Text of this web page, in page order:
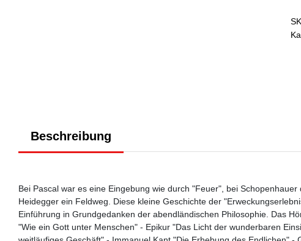
Beschreibung
Bei Pascal war es eine Eingebung wie durch "Feuer", bei
Heidegger ein Feldweg. Diese kleine Geschichte der
Einführung in Grundgedanken der abendländischen Philosophie. Das
"Wie ein Gott unter Menschen" - Epikur "Das Licht der wunderbaren